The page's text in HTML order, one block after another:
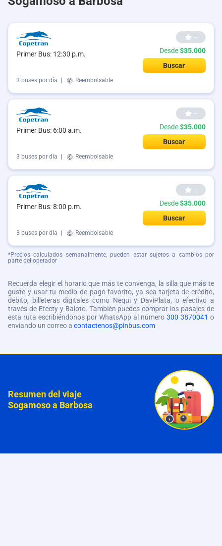
Primer Bus: 12:30 p.m.
--
Desde$35.000
Buscar
3 buses por día Reembolsable
Primer Bus: 6:00 a.m.
--
Desde$35.000
Buscar
3 buses por día Reembolsable
Primer Bus: 8:00 p.m.
--
Desde$35.000
Buscar
3 buses por día Reembolsable
*Precios calculados semanalmente, pueden estar sujetos a cambios por
parte del operador
Recuerda elegir el horario que más te convenga, la silla que más te
guste y usar tu medio de pago favorito, ya sea tarjeta de crédito,
débito, billeteras digitales como Nequi y DaviPlata, o efectivo a
través de Efecty y Baloto. También puedes comprar los pasajes de
esta ruta escribiéndonos por WhatsApp al número 300 3870041 o
enviando un correo a contactenos@pinbus.com
Resumen del viaje
Sogamoso a Barbosa